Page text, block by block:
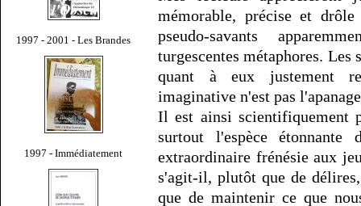
1997 - 2001 - Les Brandes
1997 - Immédiatement
mémorable, précise et
pseudo-savants
turgescentes métaphores.
quant à eux justement
imaginative n'est pas
Il est ainsi scientifiquement
surtout l'espèce étonnante
extraordinaire frénésie aux
s'agit-il, plutôt que de
que de maintenir ce que